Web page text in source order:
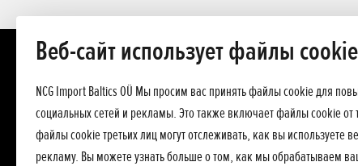
Веб-сайт использует файлы cookie
NCG Import Baltics OÜ Мы просим вас принять файлы cookie для
социальных сетей и рекламы. Это также включает файлы cookie от
файлы cookie третьих лиц могут отслеживать, как вы используете
рекламу. Вы можете узнать больше о том, как мы обрабатываем